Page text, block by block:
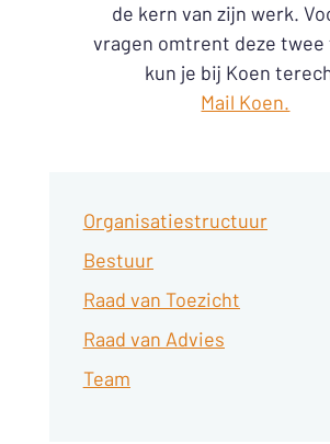
de kern van zijn werk.
vragen omtrent deze twee
kun je bij Koen
Mail Koen.
Organisatiestructuur
Bestuur
Raad van Toezicht
Raad van Advies
Team